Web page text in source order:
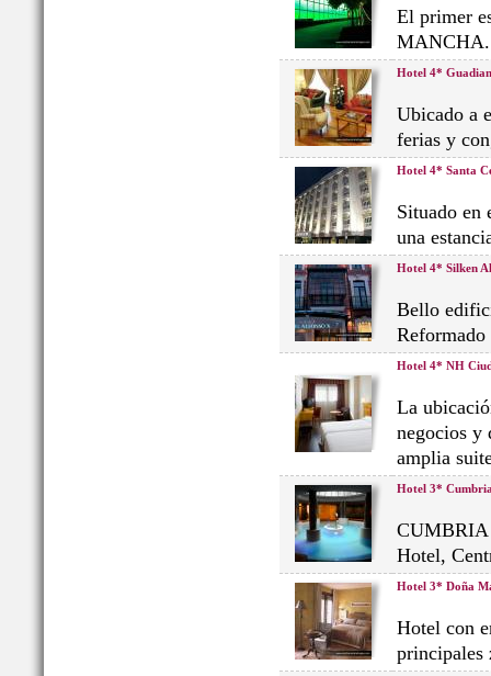
El primer
MANCHA.
Hotel 4*
Ubicado a
ferias y
Hotel 4* Santa
Situado en
una
Hotel 4* Silken
Bello
Reformado
Hotel 4* NH
La
negocios y
amplia
Hotel 3*
CUMBRIA
Hotel,
Hotel 3* Doña
Hotel con
principales